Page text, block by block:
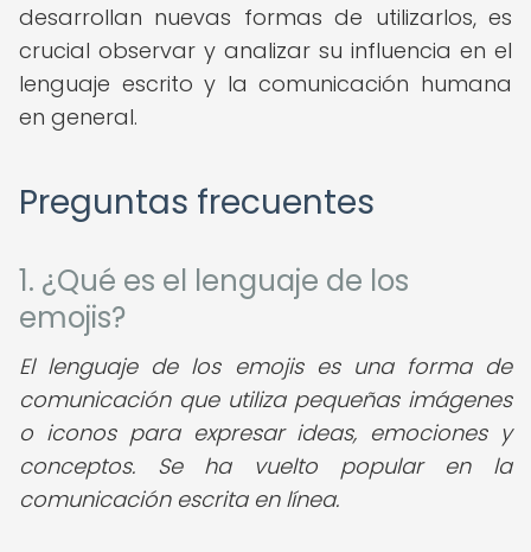
desarrollan nuevas formas de utilizarlos, es
crucial observar y analizar su influencia en el
lenguaje escrito y la comunicación humana
en general.
Preguntas frecuentes
1. ¿Qué es el lenguaje de los
emojis?
El lenguaje de los emojis es una forma de
comunicación que utiliza pequeñas imágenes
o iconos para expresar ideas, emociones y
conceptos. Se ha vuelto popular en la
comunicación escrita en línea.